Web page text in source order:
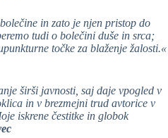
in zato je njen pristop do
tudi o bolečini duše in srca;
točke za blaženje žalosti.«
širši javnosti, saj daje vpogled v
in v brezmejni trud avtorice v
iskrene čestitke in globok